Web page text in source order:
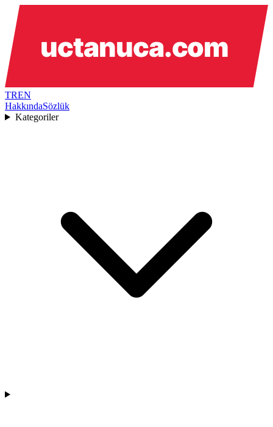
TREN
HakkındaSözlük
Kategoriler